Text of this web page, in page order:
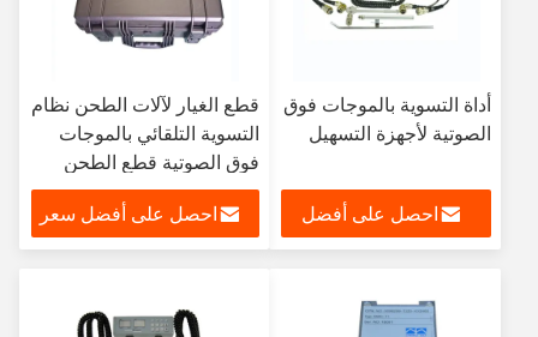
أداة التسوية بالموجات فوق
الصوتية لأجهزة التسهيل
احصل على أفضل
قطع الغيار لآلات الطحن نظام
التسوية التلقائي بالموجات
فوق الصوتية قطع الطحن
احصل على أفضل سعر